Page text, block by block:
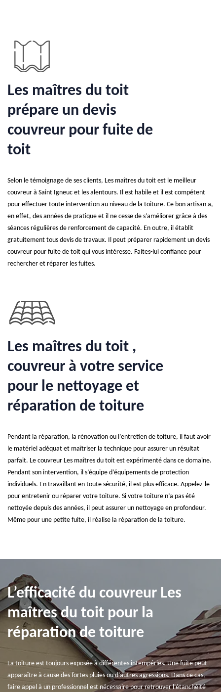
Les maîtres du toit
prépare un devis
couvreur pour fuite de
toit
Selon le témoignage de ses clients, Les maîtres du toit est le meilleur
couvreur à Saint Igneuc et les alentours. Il est habile et il est compétent
pour effectuer toute intervention au niveau de la toiture. Ce bon artisan a,
en effet, des années de pratique et il ne cesse de s’améliorer grâce à des
séances régulières de renforcement de capacité. En outre, il établit
gratuitement tous devis de travaux. Il peut préparer rapidement un devis
couvreur pour fuite de toit qui vous intéresse. Faites-lui confiance pour
rechercher et réparer les fuites.
Les maîtres du toit ,
couvreur à votre service
pour le nettoyage et
réparation de toiture
Pendant la réparation, la rénovation ou l’entretien de toiture, il faut avoir
le matériel adéquat et maîtriser la technique pour assurer un résultat
parfait. Le couvreur Les maîtres du toit est expérimenté dans ce domaine.
Pendant son intervention, il s’équipe d’équipements de protection
individuels. En travaillant en toute sécurité, il est plus efficace. Appelez-le
pour entretenir ou réparer votre toiture. Si votre toiture n’a pas été
nettoyée depuis des années, il peut assurer un nettoyage en profondeur.
Même pour une petite fuite, il réalise la réparation de la toiture.
L’efficacité du couvreur Les
maîtres du toit pour la
réparation de toiture
La toiture est toujours exposée à différentes intempéries. Une fuite peut
apparaître à cause des fortes pluies ou d’autres agressions. Dans ce cas,
faire appel à un professionnel est nécessaire pour retrouver l’étanchéité